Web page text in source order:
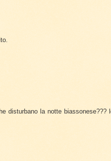
disturbano la notte biassonese???